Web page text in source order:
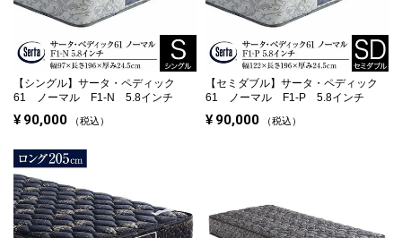
【シングル】 サータ・ペディック
61 ノーマル F1-N 5.8インチ
¥ 90,000 税込
【セミダブル】 サータ・ペディック
61 ノーマル F1-P 5.8インチ
¥ 90,000 税込